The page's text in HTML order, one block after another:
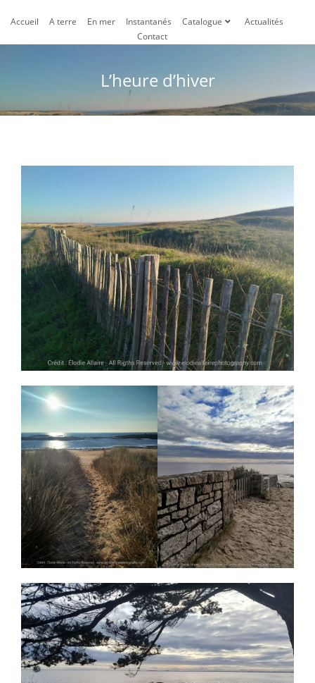
Accueil A terre En mer Instantanés Catalogue
Actualités
Contact
L’heure d’hiver